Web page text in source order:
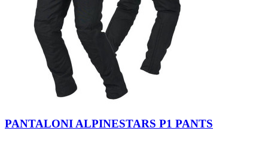
Black
PANTALONI ALPINESTARS P1 PANTS